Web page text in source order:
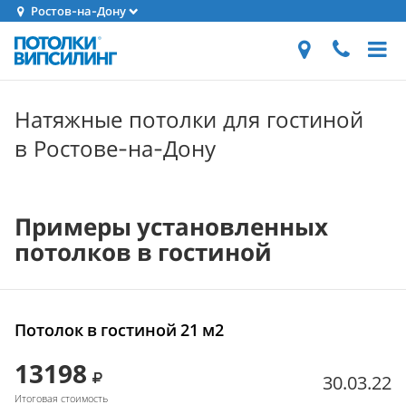
Ростов-на-Дону
Натяжные потолки для гостиной
в Ростове-на-Дону
Примеры установленных
потолков в гостиной
Потолок в гостиной 21 м2
13198
Итоговая стоимость
30.03.22